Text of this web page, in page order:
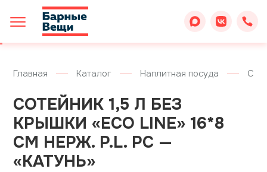
Главная Каталог Наплитная посуда
СОТЕЙНИК 1,5 Л БЕЗ
КРЫШКИ «ECO LINE» 16*8
СМ НЕРЖ. P.L. PC —
«КАТУНЬ»